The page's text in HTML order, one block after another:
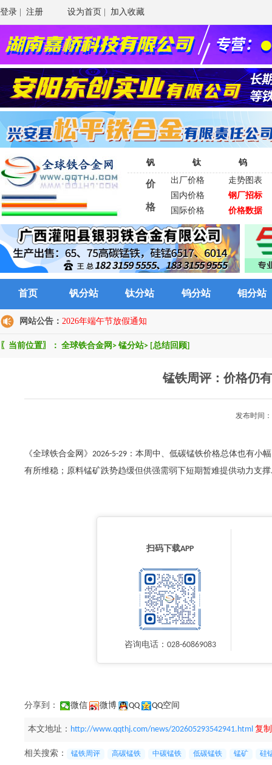
登录 注册 设为首页 加入收藏
钒 钛 钨
价
格
出厂价格
走势图表
国内价格
钢厂招标
国际价格
价格数据
首页 钒分站 钛分站 钨分站 钼分站
网站公告： 2026年端午节放假通知
〖当前位置〗： 全球铁合金网 > 锰分站> [总结回顾]
锰铁周评：价格仍
发布时间
《全球铁合金网》2026-5-29：本周中、低碳锰铁价格总体也有
有所维稳；原料锰矿跌势趋缓但供强需弱下短期暂难提供动力支
扫码下载APP
咨询电话：028-60869083
分享到： 微信 微博 QQ QQ空间
本文地址： http://www.qqthj.com/news/202605293542941.html 复
相关搜索： 锰铁周评 高碳锰铁 中碳锰铁 低碳锰铁 锰矿 硅